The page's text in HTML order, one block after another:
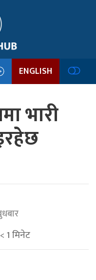
ENGLISH
भारी
< 1मिनेट